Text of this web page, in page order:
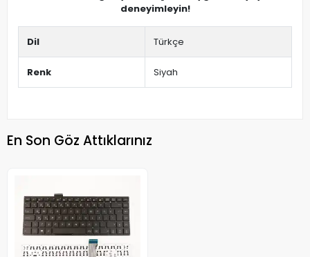
deneyimleyin!
Dil Türkçe
Renk Siyah
En Son Göz Attıklarınız